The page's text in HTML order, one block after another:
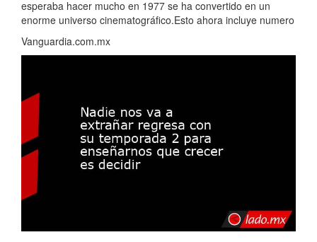
esperaba hacer mucho en 1977 se ha convertido en un
enorme universo cinematográfico.Esto ahora incluye numero
Vanguardia.com.mx